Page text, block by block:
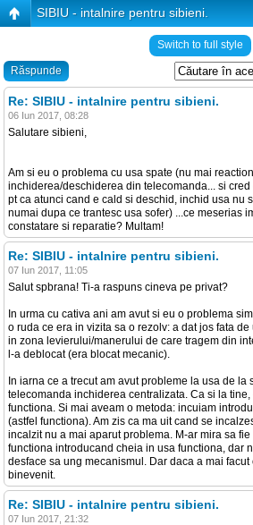
SIBIU - intalnire pentru sibieni.
Switch to full style
Răspunde
Re: SIBIU - intalnire pentru sibieni.
06 Iun 2017, 08:28
Salutare sibieni,
Am si eu o problema cu usa spate (nu mai
inchiderea/deschiderea din telecomanda... si
pt ca atunci cand e cald si deschid, inchid usa nu
numai dupa ce trantesc usa sofer) ...ce meserias
constatare si reparatie? Multam!
Re: SIBIU - intalnire pentru sibieni.
07 Iun 2017, 11:05
Salut spbrana! Ti-a raspuns cineva pe privat?
In urma cu cativa ani am avut si eu o problema
o ruda ce era in vizita sa o rezolv: a dat jos fata de
in zona levierului/manerului de care tragem din
l-a deblocat (era blocat mecanic).
In iarna ce a trecut am avut probleme la usa de la
telecomanda inchiderea centralizata. Ca si la
functiona. Si mai aveam o metoda: incuiam
(astfel functiona). Am zis ca ma uit cand se
incalzit nu a mai aparut problema. M-ar mira sa
functiona introducand cheia in usa functiona, dar
desface sa ung mecanismul. Dar daca a mai facut
binevenit.
Re: SIBIU - intalnire pentru sibieni.
07 Iun 2017, 21:32